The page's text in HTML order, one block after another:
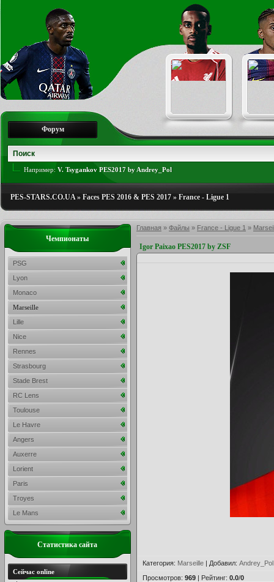
Форум
Например: V. Tsygankov PES2017 by Andrey_Pol
PES-STARS.CO.UA» Faces PES 2016 & PES 2017 » France - Ligue 1
Главная » Файлы » France - Ligue 1 »
Igor Paixao PES2017 by ZSF
Категория: Marseille | Добавил: Andrey_Pol
Просмотров: 969 | Рейтинг: 0.0/0
Чемпионаты
PSG
Lyon
Monaco
Marseille
Lille
Nice
Rennes
Strasbourg
Stade Brest
RC Lens
Toulouse
Le Havre
Angers
Auxerre
Lorient
Paris
Troyes
Le Mans
Статистика сайта
Сейчас online